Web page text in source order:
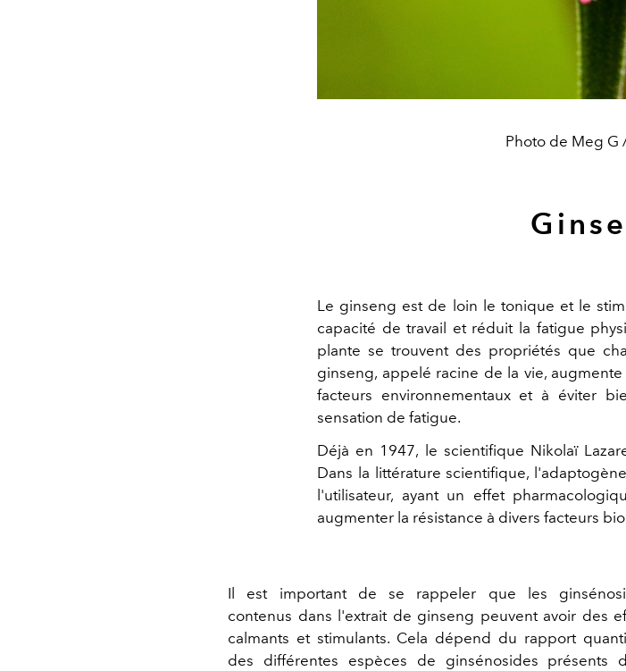
Photo de Meg G
Le ginseng est de loin le tonique et le
capacité de travail et réduit la fatigue
plante se trouvent des propriétés que
ginseng, appelé racine de la vie,
facteurs environnementaux et à éviter
sensation de fatigue.
Déjà en 1947, le scientifique Nikolaï
Dans la littérature scientifique,
l'utilisateur, ayant un effet
augmenter la résistance à divers facteurs
Il est important de se rappeler que les
contenus dans l'extrait de ginseng peuvent avoir des
calmants et stimulants. Cela dépend du rapport
des différentes espèces de ginsénosides présents